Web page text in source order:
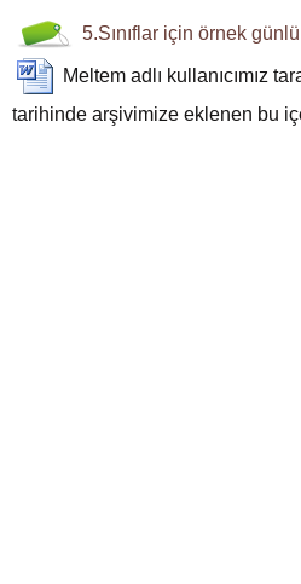
5.Sınıflar için örnek
Meltem adlı kullanıcımız
tarihinde arşivimize eklenen bu